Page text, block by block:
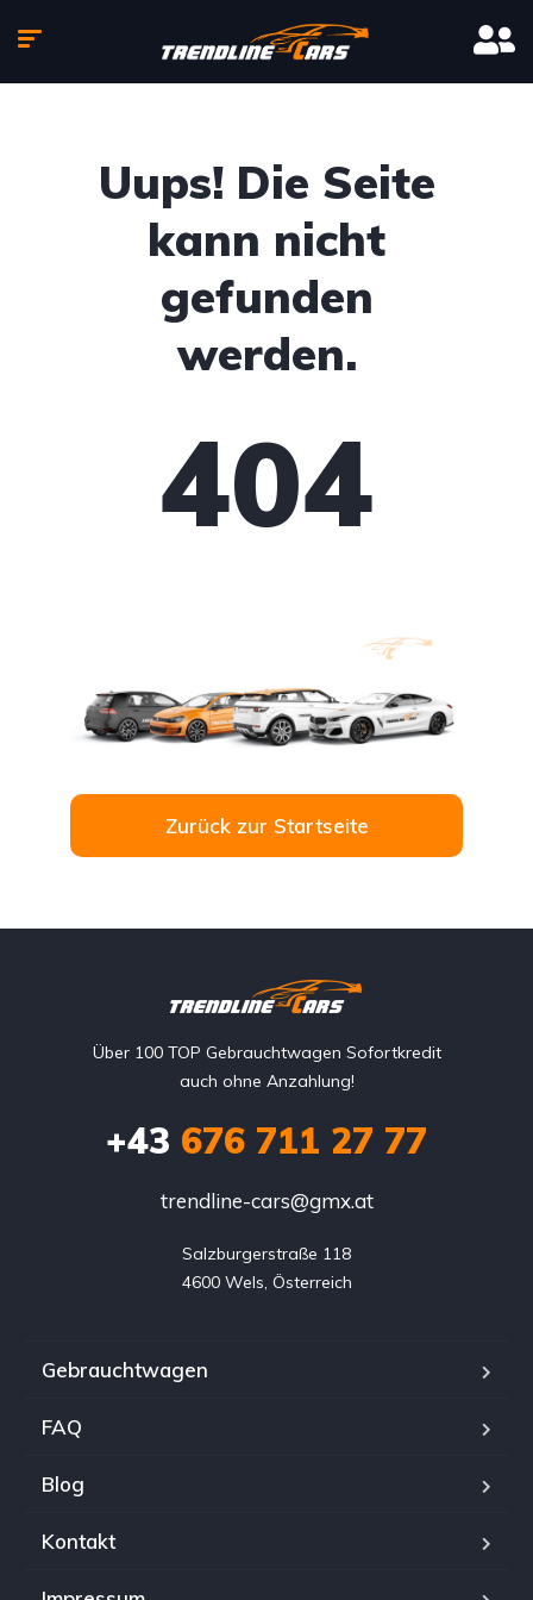
Uups! Die Seite
kann nicht
gefunden
werden.
404
Zurück zur Startseite
Über 100 TOP Gebrauchtwagen Sofortkredit
auch ohne Anzahlung!
+43 676 711 27 77
trendline-cars@gmx.at
Salzburgerstraße 118
4600 Wels, Österreich
Gebrauchtwagen
FAQ
Blog
Kontakt